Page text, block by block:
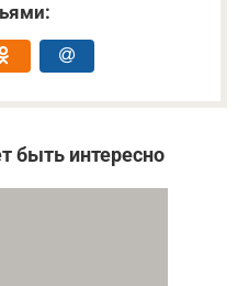
быть интересно